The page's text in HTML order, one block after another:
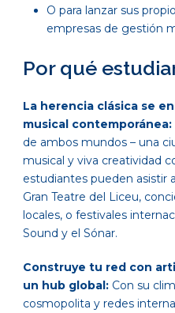
O para lanzar sus
empresas de gestión
Por qué
La herencia clásica se
musical contemporánea:
de ambos mundos – una
musical y viva creatividad
estudiantes pueden asistir
Gran Teatre del Liceu,
locales, o festivales
Sound y el Sónar.
Construye tu red con
un hub global: Con su
cosmopolita y redes